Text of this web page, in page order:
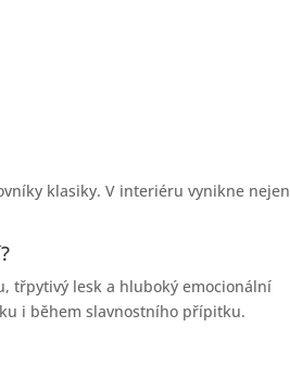
klasiky. V interiéru vynikne nejen
třpytivý lesk a hluboký emocionální
i během slavnostního přípitku.